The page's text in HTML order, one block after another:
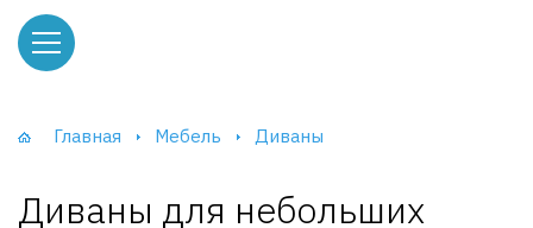
Главная Мебель Диваны
Диваны для небольших
и тумбы